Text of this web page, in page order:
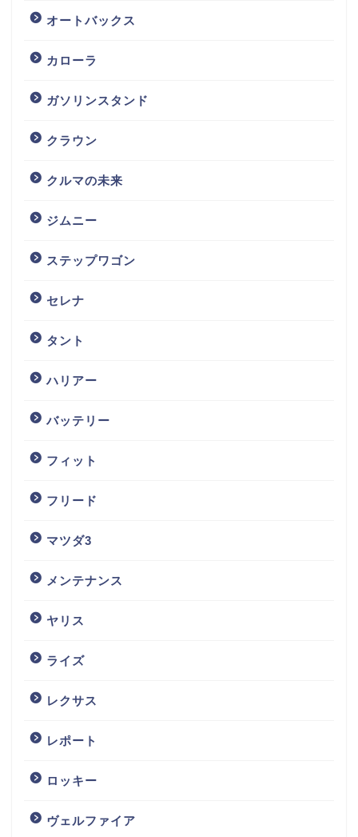
オートバックス
カローラ
ガソリンスタンド
クラウン
クルマの未来
ジムニー
ステップワゴン
セレナ
タント
ハリアー
バッテリー
フィット
フリード
マツダ3
メンテナンス
ヤリス
ライズ
レクサス
レポート
ロッキー
ヴェルファイア